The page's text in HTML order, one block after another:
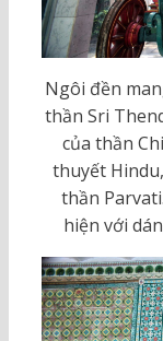
Ngôi đền
thần Sri
của thần
thuyết
thần
hiện với